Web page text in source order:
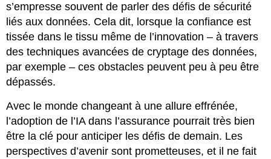
s’empresse souvent de parler des défis de sécurité
liés aux données. Cela dit, lorsque la confiance est
tissée dans le tissu même de l’innovation – à travers
des techniques avancées de cryptage des données,
par exemple – ces obstacles peuvent peu à peu être
dépassés.
Avec le monde changeant à une allure effrénée,
l’adoption de l’IA dans l’assurance pourrait très bien
être la clé pour anticiper les défis de demain. Les
perspectives d’avenir sont prometteuses, et il ne fait